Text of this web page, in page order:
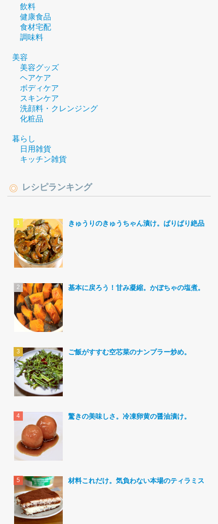
飲料
健康食品
食材宅配
調味料
美容
美容グッズ
ヘアケア
ボディケア
スキンケア
洗顔料・クレンジング
化粧品
暮らし
日用雑貨
キッチン雑貨
レシピランキング
きゅうりのきゅうちゃん漬け。ぱりぱり絶品。
基本に戻ろう！甘み凝縮。かぼちゃの塩煮。
ご飯がすすむ空芯菜のナンプラー炒め。
驚きの美味しさ。冷凍卵黄の醤油漬け。
材料これだけ。気負わない本場のティラミス。